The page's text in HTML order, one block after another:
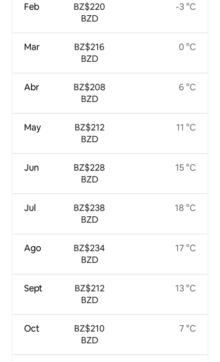
Feb
Mar
Abr
May
Jun
Jul
Ago
Sept
Oct
BZ$220
BZD
BZ$216
BZD
BZ$208
BZD
BZ$212
BZD
BZ$228
BZD
BZ$238
BZD
BZ$234
BZD
BZ$212
BZD
BZ$210
BZD
-3 °C
0 °C
6 °C
11 °C
15 °C
18 °C
17 °C
13 °C
7 °C